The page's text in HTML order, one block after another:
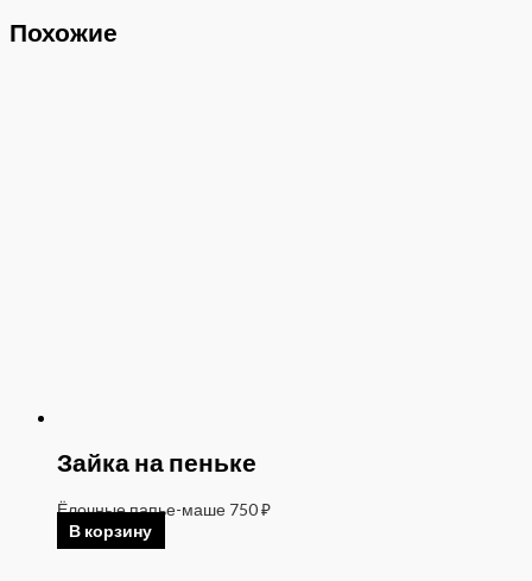
Похожие
Зайка на пеньке
Ёлочные папье-маше 750₽
В корзину